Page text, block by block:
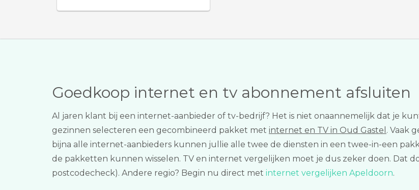
Goedkoop internet en tv abonnement afsluiten
Al jaren klant bij een internet-aanbieder of tv-bedrijf? Het is niet onaannemelijk dat je
gezinnen selecteren een gecombineerd pakket met internet en TV in Oud Gastel . Vaak
bijna alle internet-aanbieders kunnen jullie alle twee de diensten in een twee-in-een
de pakketten kunnen wisselen. TV en internet vergelijken moet je dus zeker doen. Dat
postcodecheck). Andere regio? Begin nu direct met internet vergelijken Apeldoorn.